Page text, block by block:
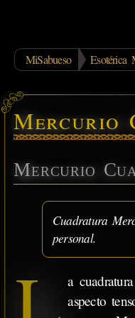
MiSabueso Esotérica
Mercurio
Mercurio
Cuadratura
personal.
a
aspecto